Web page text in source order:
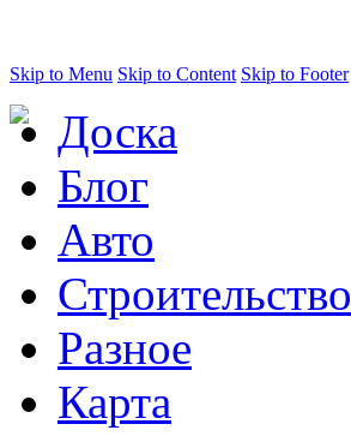
Skip to Menu Skip to Content Skip to Footer
Доска
Блог
Авто
Строительство
Разное
Карта